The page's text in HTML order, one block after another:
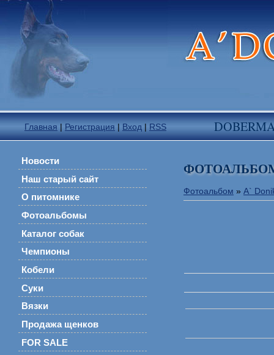
Главная | Регистрация | Вход | RSS
Новости
Наш старый сайт
О питомнике
Фотоальбомы
Каталог собак
Чемпионы
Кобели
Суки
Вязки
Продажа щенков
FOR SALE
Фотоальбом » A`